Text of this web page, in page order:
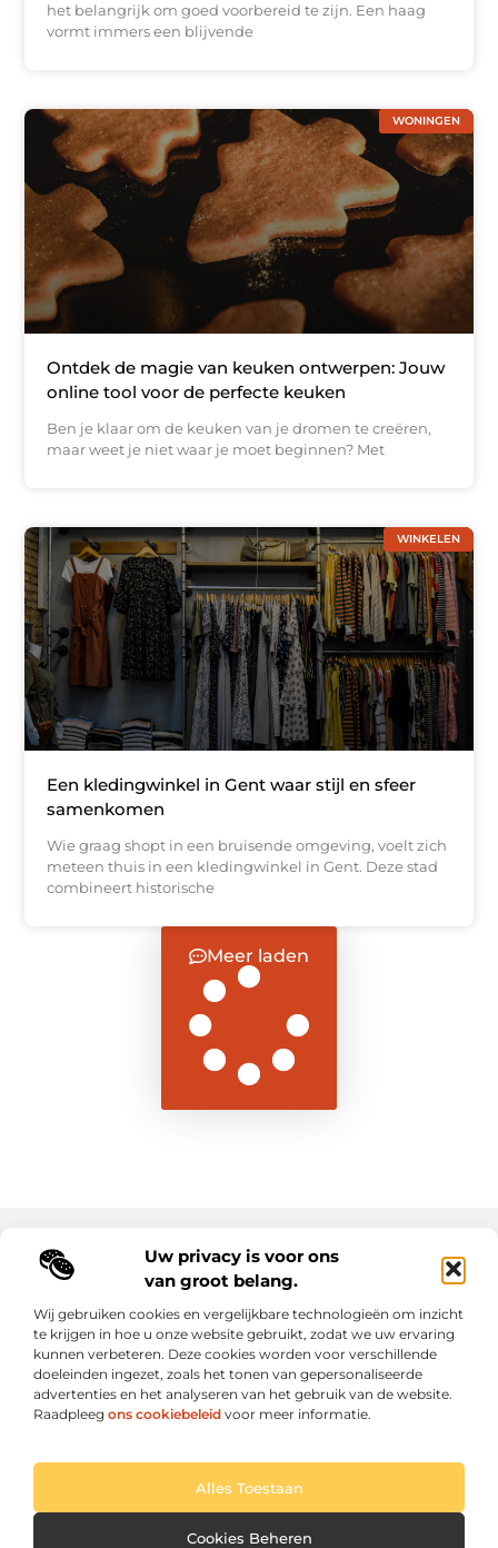
Uw privacy is voor ons
van groot belang.
Wij gebruiken cookies en vergelijkbare technologieën om inzicht
te krijgen in hoe u onze website gebruikt, zodat we uw ervaring
kunnen verbeteren. Deze cookies worden voor verschillende
doeleinden ingezet, zoals het tonen van gepersonaliseerde
advertenties en het analyseren van het gebruik van de website.
Raadpleeg ons cookiebeleid voor meer informatie.
Alles Toestaan
Cookies Beheren
het belangrijk om goed voorbereid te zijn. Een haag
vormt immers een blijvende
WONINGEN
Ontdek de magie van keuken ontwerpen: Jouw
online tool voor de perfecte keuken
Ben je klaar om de keuken van je dromen te creëren,
maar weet je niet waar je moet beginnen? Met
WINKELEN
Een kledingwinkel in Gent waar stijl en sfeer
samenkomen
Wie graag shopt in een bruisende omgeving, voelt zich
meteen thuis in een kledingwinkel in Gent. Deze stad
combineert historische
Meer laden
Main Links
Elke dag een sprankel inspiratie op letroumaulin.be
Praktisch, persoonlijk en positief.
www.letroumaulin.be